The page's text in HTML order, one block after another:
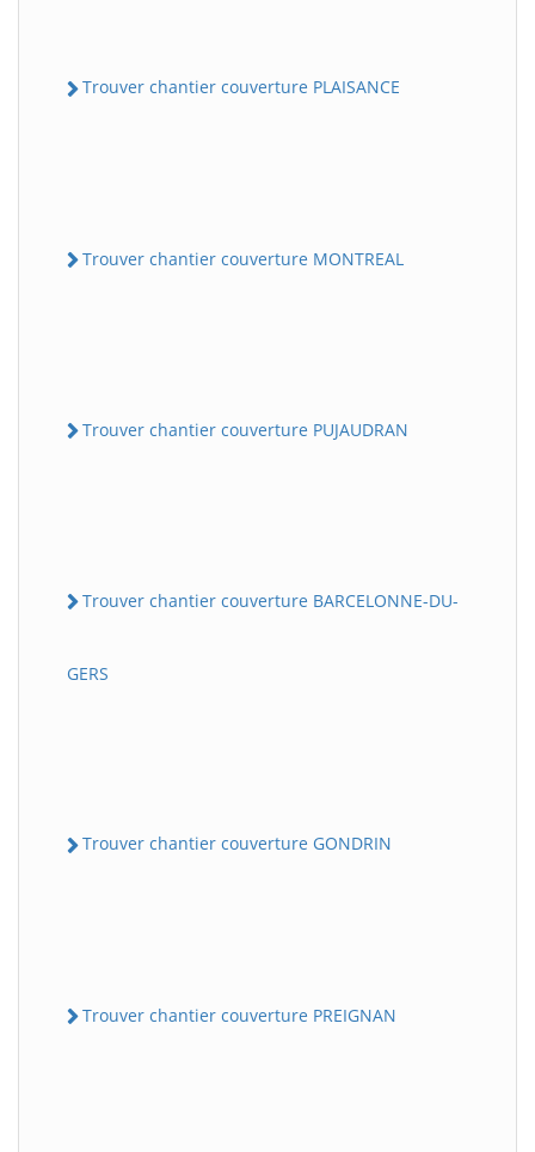
Trouver chantier couverture PLAISANCE
Trouver chantier couverture MONTREAL
Trouver chantier couverture PUJAUDRAN
Trouver chantier couverture BARCELONNE-DU-
GERS
Trouver chantier couverture GONDRIN
Trouver chantier couverture PREIGNAN